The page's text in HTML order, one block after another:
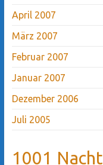
April 2007
März 2007
Februar 2007
Januar 2007
Dezember 2006
Juli 2005
1001 Nacht